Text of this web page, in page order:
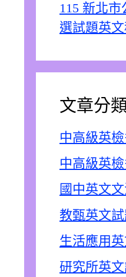
115 新北
選試題英
文章分類
中高級英
中高級英
國中英文
教甄英文
生活應用
研究所英